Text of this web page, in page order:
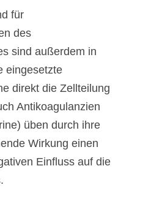
für
des
sind außerdem in
eingesetzte
direkt die Zellteilung
Antikoagulanzien
üben durch ihre
Wirkung einen
Einfluss auf die